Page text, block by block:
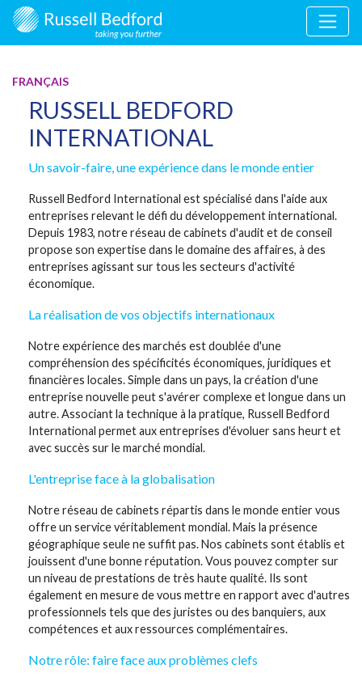
FRANÇAIS
RUSSELL BEDFORD
INTERNATIONAL
Un savoir-faire, une expérience dans le monde entier
Russell Bedford International est spécialisé dans l'aide aux
entreprises relevant le défi du développement international.
Depuis 1983, notre réseau de cabinets d'audit et de conseil
propose son expertise dans le domaine des affaires, à des
entreprises agissant sur tous les secteurs d'activité
économique.
La réalisation de vos objectifs internationaux
Notre expérience des marchés est doublée d'une
compréhension des spécificités économiques, juridiques et
financières locales. Simple dans un pays, la création d'une
entreprise nouvelle peut s'avérer complexe et longue dans un
autre. Associant la technique à la pratique, Russell Bedford
International permet aux entreprises d'évoluer sans heurt et
avec succès sur le marché mondial.
L'entreprise face à la globalisation
Notre réseau de cabinets répartis dans le monde entier vous
offre un service véritablement mondial. Mais la présence
géographique seule ne suffit pas. Nos cabinets sont établis et
jouissent d'une bonne réputation. Vous pouvez compter sur
un niveau de prestations de très haute qualité. Ils sont
également en mesure de vous mettre en rapport avec d'autres
professionnels tels que des juristes ou des banquiers, aux
compétences et aux ressources complémentaires.
Notre rôle: faire face aux problèmes clefs